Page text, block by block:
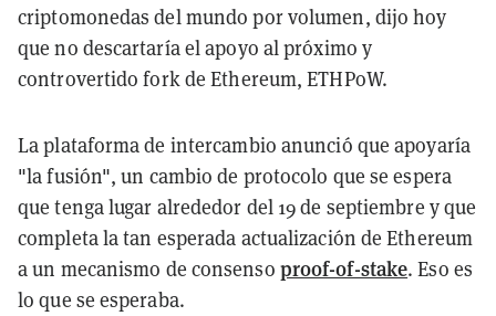
criptomonedas del mundo por volumen, dijo hoy
que no descartaría el apoyo al próximo y
controvertido fork de Ethereum, ETHPoW.
La plataforma de intercambio anunció que apoyaría
"la fusión", un cambio de protocolo que se espera
que tenga lugar alrededor del 19 de septiembre y que
completa la tan esperada actualización de Ethereum
a un mecanismo de consenso proof-of-stake. Eso es
lo que se esperaba.